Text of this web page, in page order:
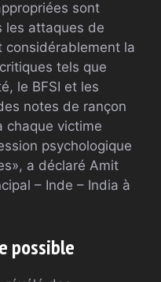
sont
les attaques de
considérablement la
tels que
le BFSI et les
notes de rançon
chaque victime
psychologique
a déclaré Amit
– Inde – India à
possible